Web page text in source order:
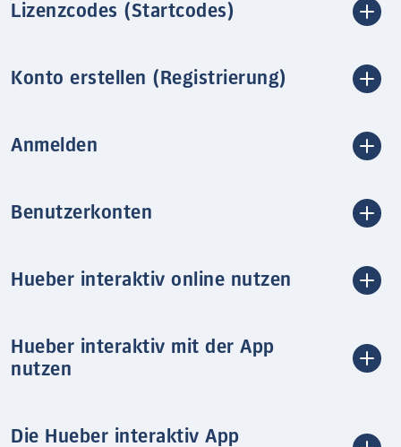
Lizenzcodes (Startcodes)
Konto erstellen (Registrierung)
Anmelden
Benutzerkonten
Hueber interaktiv online nutzen
Hueber interaktiv mit der App
nutzen
Die Hueber interaktiv App